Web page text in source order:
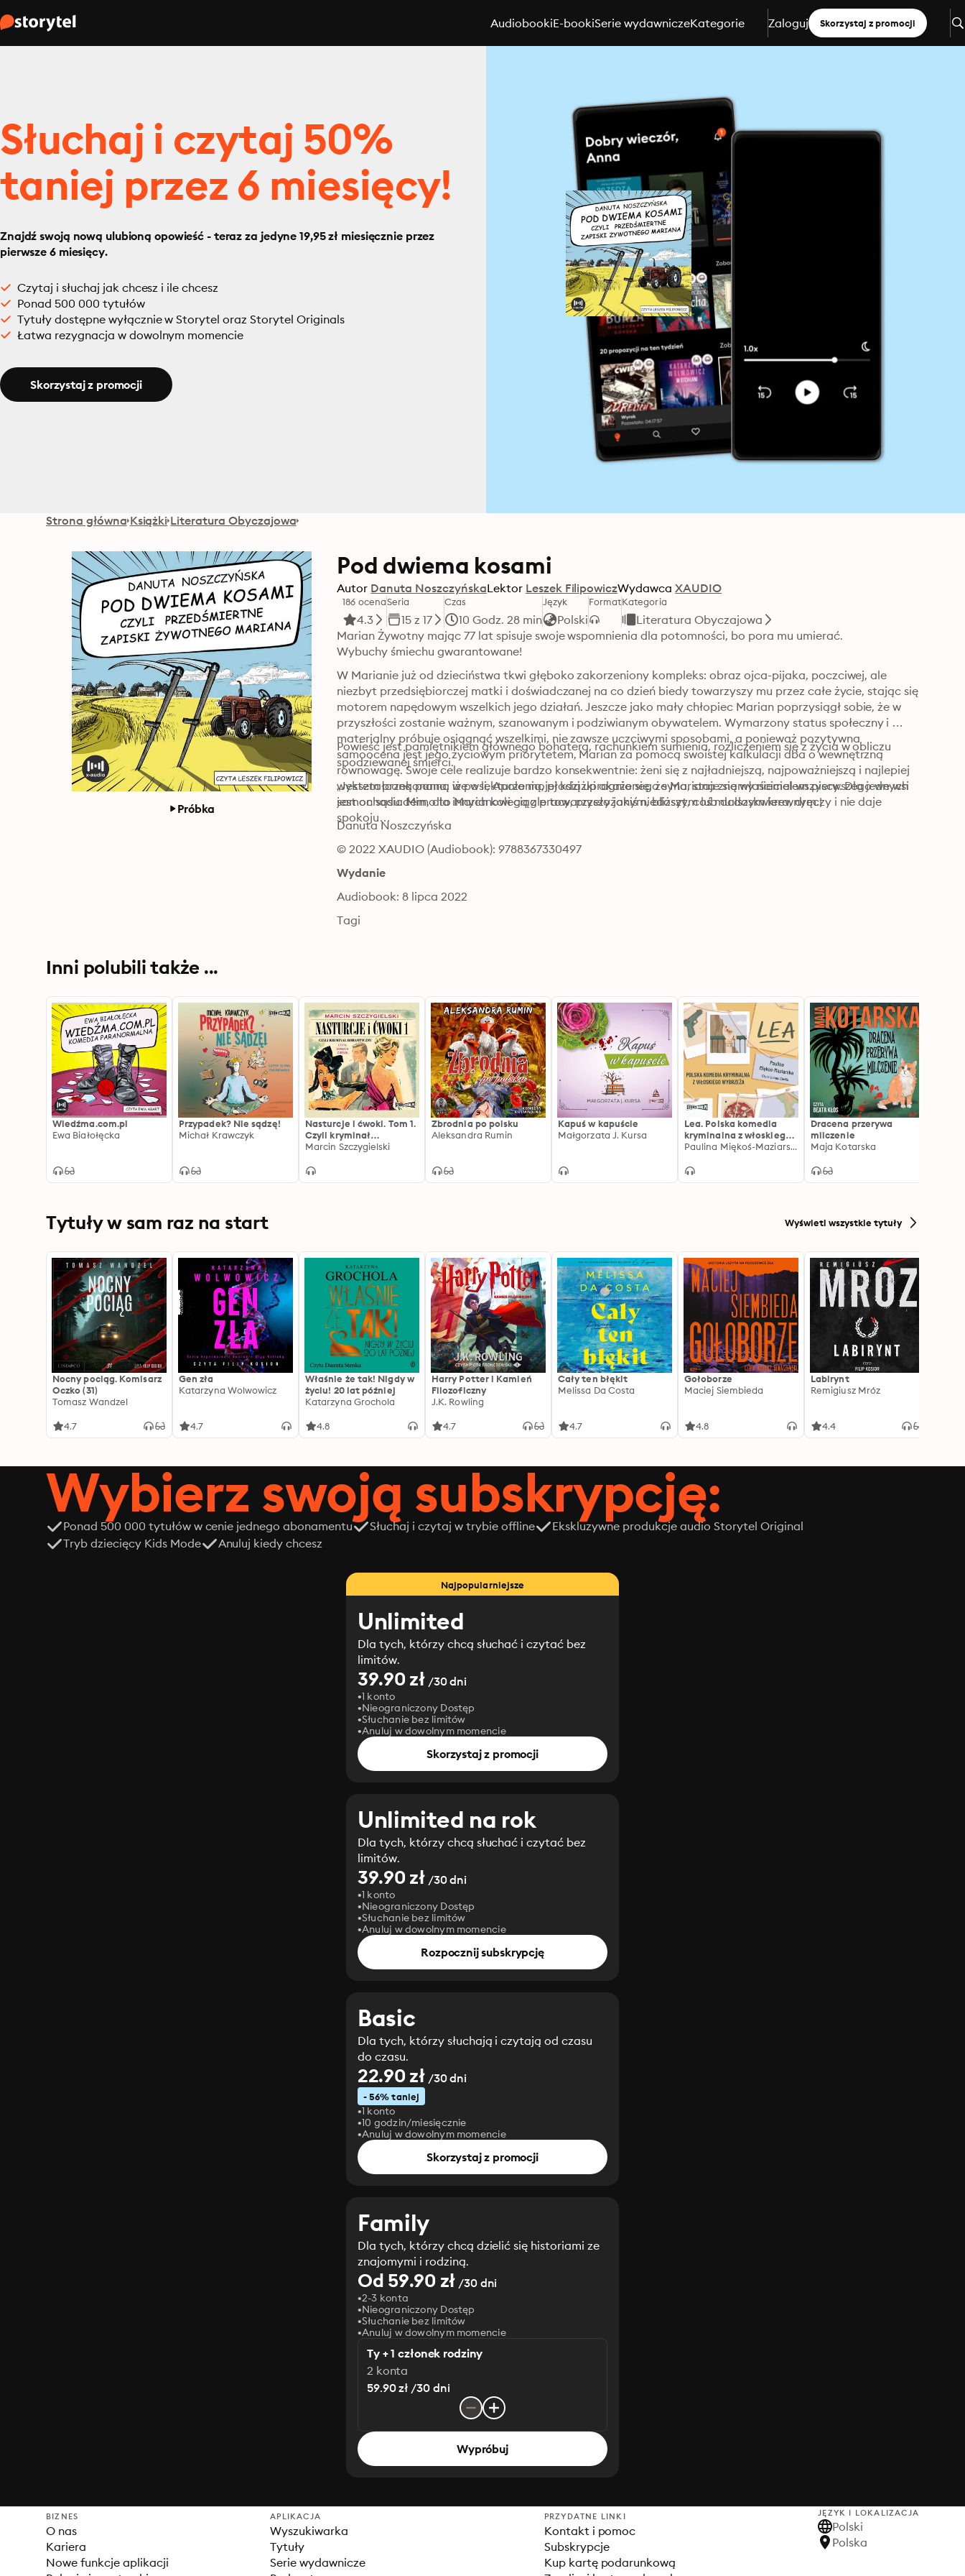
AudiobookiE-bookiSerie wydawniczeKategorie Zaloguj Skorzystaj z promocji
Słuchaj i czytaj 50%
taniej przez 6 miesięcy!
Znajdź swoją nową ulubioną opowieść - teraz za jedyne 19,95 zł miesięcznie przez
pierwsze 6 miesięcy.
Czytaj i słuchaj jak chcesz i ile chcesz
Ponad 500 000 tytułów
Tytuły dostępne wyłącznie w Storytel oraz Storytel Originals
Łatwa rezygnacja w dowolnym momencie
Skorzystaj z promocji
Strona główna Książki Literatura Obyczajowa
Próbka
Pod dwiema kosami
Autor Danuta NoszczyńskaLektor Leszek FilipowiczWydawca XAUDIO
186 ocena
4.3
Seria
15 z 17
Czas
10 Godz. 28 min
Język
Polski
FormatKategoria
Literatura Obyczajowa
Marian Żywotny mając 77 lat spisuje swoje wspomnienia dla potomności, bo pora mu umierać.
Wybuchy śmiechu gwarantowane!
W Marianie już od dzieciństwa tkwi głęboko zakorzeniony kompleks: obraz ojca-pijaka, poczciwej, ale
niezbyt przedsiębiorczej matki i doświadczanej na co dzień biedy towarzyszy mu przez całe życie, stając się
motorem napędowym wszelkich jego działań. Jeszcze jako mały chłopiec Marian poprzysiągł sobie, że w
przyszłości zostanie ważnym, szanowanym i podziwianym obywatelem. Wymarzony status społeczny i
materialny próbuje osiągnąć wszelkimi, nie zawsze uczciwymi sposobami, a ponieważ pozytywna
samoocena jest jego życiowym priorytetem, Marian za pomocą swoistej kalkulacji dba o wewnętrzną
równowagę. Swoje cele realizuje bardzo konsekwentnie: żeni się z najładniejszą, najpoważniejszą i najlepiej
wykształconą panną we wsi, Apolonią, płodzi upragnionego syna, staje się właścicielem pierwszego we wsi
samochodu. Mimo to Marianowi ciągle towarzyszy jakiś niedosyt, coś mu doskwiera, dręczy i nie daje
spokoju…
Powieść jest pamiętnikiem głównego bohatera, rachunkiem sumienia, rozliczeniem się z życia w obliczu
spodziewanej śmierci.
„Jestem przekonana, iż po lekturze mojej książki okaże się, że Mariana znamy niemal wszyscy. Dla jednych
jest on sąsiadem, dla innych kolegą z pracy, przełożonym, bliższym lub dalszym krewnym.|
Danuta Noszczyńska
© 2022 XAUDIO (Audiobook): 9788367330497
Wydanie
Audiobook: 8 lipca 2022
Tagi
Inni polubili także ...
Wiedźma.com.pl
Ewa Białołęcka
Przypadek? Nie sądzę!
Michał Krawczyk
Nasturcje i ćwoki. Tom 1.
Czyli kryminał
romantyczny
Marcin Szczygielski
Zbrodnia po polsku
Aleksandra Rumin
Kapuś w kapuście
Małgorzata J. Kursa
Lea. Polska komedia
kryminalna z włoskiego
wybrzeża
Paulina Miękoś-Maziarska
Dracena przerywa
milczenie
Maja Kotarska
Tytuły w sam raz na start Wyświetl wszystkie tytuły
Nocny pociąg. Komisarz
Oczko (31)
Tomasz Wandzel
4.7
Gen zła
Katarzyna Wolwowicz
4.7
Właśnie że tak! Nigdy w
życiu! 20 lat później
Katarzyna Grochola
4.8
Harry Potter i Kamień
Filozoficzny
J.K. Rowling
4.7
Cały ten błękit
Melissa Da Costa
4.7
Gołoborze
Maciej Siembieda
4.8
Labirynt
Remigiusz Mróz
4.4
Wybierz swoją subskrypcję:
Ponad 500 000 tytułów w cenie jednego abonamentu Słuchaj i czytaj w trybie offline
Ekskluzywne produkcje audio Storytel Original
Tryb dziecięcy Kids Mode
Anuluj kiedy chcesz
Najpopularniejsze
Unlimited
Dla tych, którzy chcą słuchać i czytać bez
limitów.
39.90 zł/30 dni
1 konto
Nieograniczony Dostęp
Słuchanie bez limitów
Anuluj w dowolnym momencie
Skorzystaj z promocji
Unlimited na rok
Dla tych, którzy chcą słuchać i czytać bez
limitów.
39.90 zł/30 dni
1 konto
Nieograniczony Dostęp
Słuchanie bez limitów
Anuluj w dowolnym momencie
Rozpocznij subskrypcję
Basic
Dla tych, którzy słuchają i czytają od czasu
do czasu.
22.90 zł/30 dni
- 56% taniej
1 konto
10 godzin/miesięcznie
Anuluj w dowolnym momencie
Skorzystaj z promocji
Family
Dla tych, którzy chcą dzielić się historiami ze
znajomymi i rodziną.
Od 59.90 zł /30 dni
2-3 konta
Nieograniczony Dostęp
Słuchanie bez limitów
Anuluj w dowolnym momencie
Ty + 1 członek rodziny
2 konta
59.90 zł /30 dni
Wypróbuj
BIZNES
O nas
Kariera
Nowe funkcje aplikacji
APLIKACJA
Wyszukiwarka
Tytuły
Serie wydawnicze
PRZYDATNE LINKI
Kontakt i pomoc
Subskrypcje
Kup kartę podarunkową
JĘZYK I LOKALIZACJA
Polski
Polska